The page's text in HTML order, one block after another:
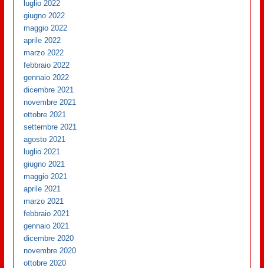
luglio 2022
giugno 2022
maggio 2022
aprile 2022
marzo 2022
febbraio 2022
gennaio 2022
dicembre 2021
novembre 2021
ottobre 2021
settembre 2021
agosto 2021
luglio 2021
giugno 2021
maggio 2021
aprile 2021
marzo 2021
febbraio 2021
gennaio 2021
dicembre 2020
novembre 2020
ottobre 2020